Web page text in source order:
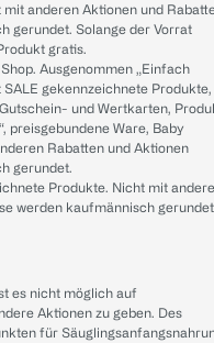
anderen Aktionen und
gerundet. Solange der Vorrat
gratis.
Ausgenommen „Einfach
gekennzeichnete Produkte,
und Wertkarten,
preisgebundene Ware, Baby
Rabatten und Aktionen
gerundet.
Produkte. Nicht mit
werden kaufmännisch
es nicht möglich auf
Aktionen zu geben. Des
für